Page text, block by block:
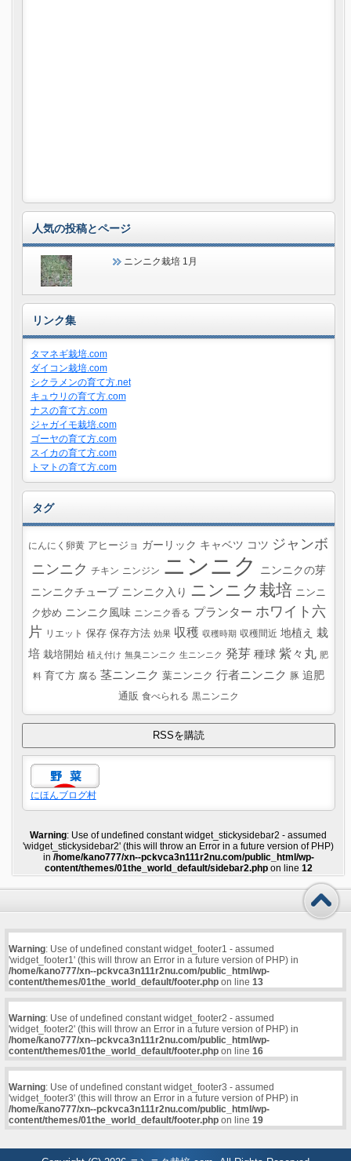
人気の投稿とページ
ニンニク栽培 1月
リンク集
タマネギ栽培.com
ダイコン栽培.com
シクラメンの育て方.net
キュウリの育て方.com
ナスの育て方.com
ジャガイモ栽培.com
ゴーヤの育て方.com
スイカの育て方.com
トマトの育て方.com
タグ
にんにく卵黄 アヒージョ ガーリック キャベツ コツ ジャンボ
ニンニク チキン ニンジン ニンニク
ニンニクの芽
ニンニクチューブ ニンニク入り ニンニク栽培 ニンニ
ク炒め ニンニク風味 ニンニク香る プランター ホワイト六
片 リエット 保存 保存方法 効果 収穫 収穫時期 収穫間近 地植え 栽
培 栽培開始 植え付け 無臭ニンニク 生ニンニク 発芽 種球 紫々丸 肥
料 育て方 腐る 茎ニンニク 葉ニンニク 行者ニンニク 豚 追肥
通販 食べられる 黒ニンニク
にほんブログ村
Warning: Use of undefined constant widget_stickysidebar2 - assumed
'widget_stickysidebar2' (this will throw an Error in a future version of PHP)
in /home/kano777/xn--pckvca3n111r2nu.com/public_html/wp-
content/themes/01the_world_default/sidebar2.phpon line 12
Warning: Use of undefined constant widget_footer1 - assumed
'widget_footer1' (this will throw an Error in a future version of PHP) in
/home/kano777/xn--pckvca3n111r2nu.com/public_html/wp-
content/themes/01the_world_default/footer.phpon line 13
Warning: Use of undefined constant widget_footer2 - assumed
'widget_footer2' (this will throw an Error in a future version of PHP) in
/home/kano777/xn--pckvca3n111r2nu.com/public_html/wp-
content/themes/01the_world_default/footer.phpon line 16
Warning: Use of undefined constant widget_footer3 - assumed
'widget_footer3' (this will throw an Error in a future version of PHP) in
/home/kano777/xn--pckvca3n111r2nu.com/public_html/wp-
content/themes/01the_world_default/footer.phpon line 19